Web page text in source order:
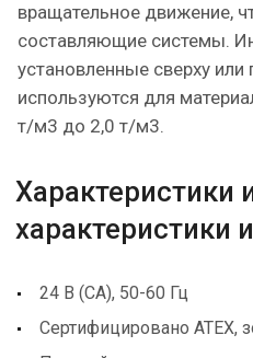
вращательное движение,
составляющие системы.
установленные сверху
используются для
т/м3 до 2,0 т/м3.
Характеристики
характеристики
24 В (СА), 50-60 Гц
Сертифицировано АТЕХ,